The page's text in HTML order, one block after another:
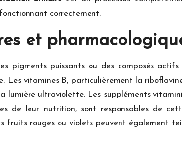
correctement.
et
pigments puissants ou des composés
Les vitamines B, particulièrement la
lumière ultraviolette. Les suppléments
de leur nutrition, sont responsables de
fruits rouges ou violets peuvent également